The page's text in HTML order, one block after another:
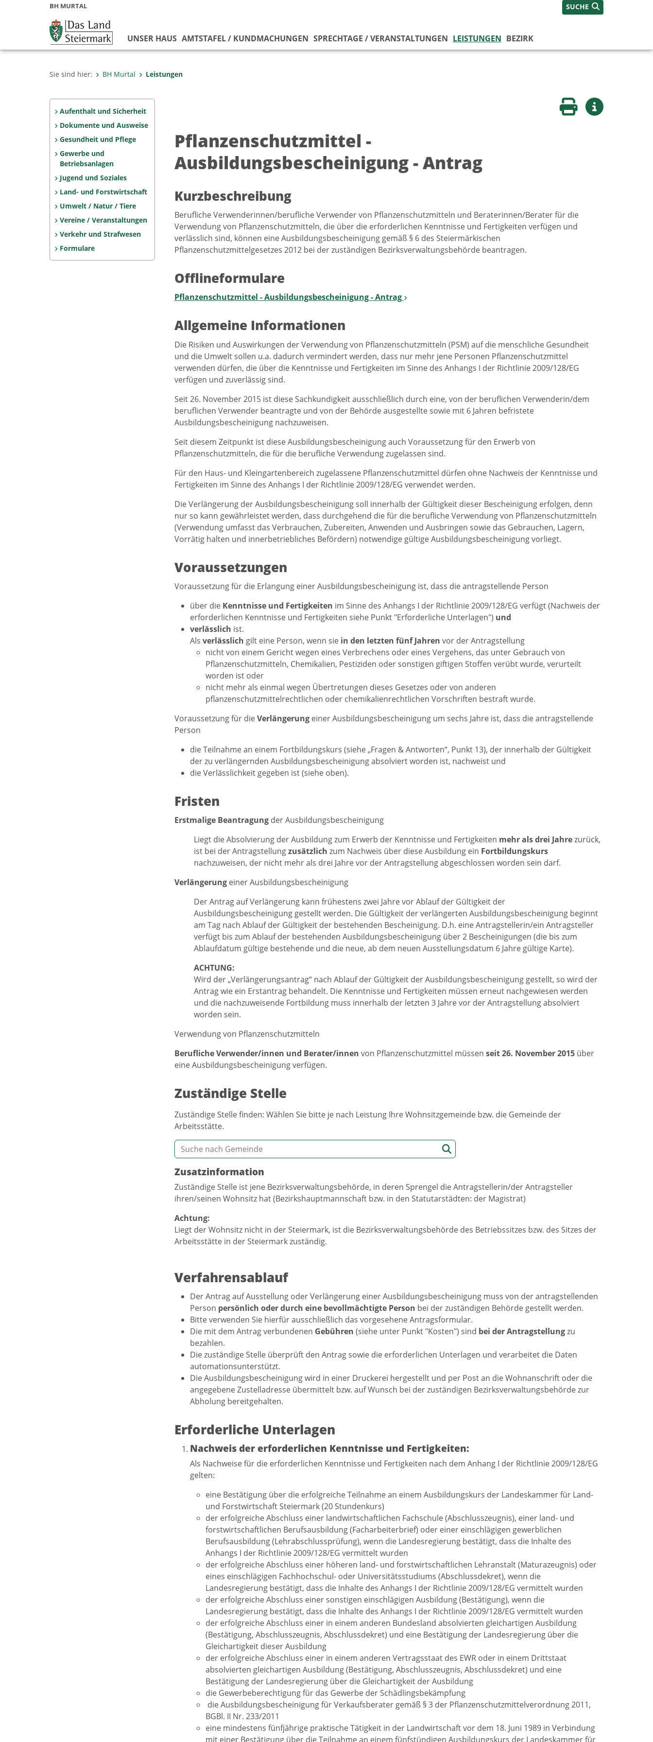
BH MURTAL SUCHE
UNSER HAUS AMTSTAFEL / KUNDMACHUNGEN SPRECHTAGE / VERANSTALTUNGEN LEISTUNGEN BEZIRK
Sie sind hier: BH Murtal Leistungen
Aufenthalt und Sicherheit
Dokumente und Ausweise
Gesundheit und Pflege
Gewerbe und
Betriebsanlagen
Jugend und Soziales
Land- und Forstwirtschaft
Umwelt / Natur / Tiere
Vereine / Veranstaltungen
Verkehr und Strafwesen
Formulare
Seite druckenWeitere Infos
Pflanzenschutzmittel -
Ausbildungsbescheinigung - Antrag
Kurzbeschreibung
Berufliche Verwenderinnen/berufliche Verwender von Pflanzenschutzmitteln und Beraterinnen/Berater für die
Verwendung von Pflanzenschutzmitteln, die über die erforderlichen Kenntnisse und Fertigkeiten verfügen und
verlässlich sind, können eine Ausbildungsbescheinigung gemäß § 6 des Steiermärkischen
Pflanzenschutzmittelgesetzes 2012 bei der zuständigen Bezirksverwaltungsbehörde beantragen.
Offlineformulare
Pflanzenschutzmittel - Ausbildungsbescheinigung - Antrag
Allgemeine Informationen
Die Risiken und Auswirkungen der Verwendung von Pflanzenschutzmitteln (PSM) auf die menschliche Gesundheit
und die Umwelt sollen u.a. dadurch vermindert werden, dass nur mehr jene Personen Pflanzenschutzmittel
verwenden dürfen, die über die Kenntnisse und Fertigkeiten im Sinne des Anhangs I der Richtlinie 2009/128/EG
verfügen und zuverlässig sind.
Seit 26. November 2015 ist diese Sachkundigkeit ausschließlich durch eine, von der beruflichen Verwenderin/dem
beruflichen Verwender beantragte und von der Behörde ausgestellte sowie mit 6 Jahren befristete
Ausbildungsbescheinigung nachzuweisen.
Seit diesem Zeitpunkt ist diese Ausbildungsbescheinigung auch Voraussetzung für den Erwerb von
Pflanzenschutzmitteln, die für die berufliche Verwendung zugelassen sind.
Für den Haus- und Kleingartenbereich zugelassene Pflanzenschutzmittel dürfen ohne Nachweis der Kenntnisse und
Fertigkeiten im Sinne des Anhangs I der Richtlinie 2009/128/EG verwendet werden.
Die Verlängerung der Ausbildungsbescheinigung soll innerhalb der Gültigkeit dieser Bescheinigung erfolgen, denn
nur so kann gewährleistet werden, dass durchgehend die für die berufliche Verwendung von Pflanzenschutzmitteln
(Verwendung umfasst das Verbrauchen, Zubereiten, Anwenden und Ausbringen sowie das Gebrauchen, Lagern,
Vorrätig halten und innerbetriebliches Befördern) notwendige gültige Ausbildungsbescheinigung vorliegt.
Voraussetzungen
Voraussetzung für die Erlangung einer Ausbildungsbescheinigung ist, dass die antragstellende Person
über die Kenntnisse und Fertigkeiten im Sinne des Anhangs I der Richtlinie 2009/128/EG verfügt (Nachweis der
erforderlichen Kenntnisse und Fertigkeiten siehe Punkt "Erforderliche Unterlagen") und
verlässlich ist.
Als verlässlich gilt eine Person, wenn sie in den letzten fünf Jahren vor der Antragstellung
nicht von einem Gericht wegen eines Verbrechens oder eines Vergehens, das unter Gebrauch von
Pflanzenschutzmitteln, Chemikalien, Pestiziden oder sonstigen giftigen Stoffen verübt wurde, verurteilt
worden ist oder
nicht mehr als einmal wegen Übertretungen dieses Gesetzes oder von anderen
pflanzenschutzmittelrechtlichen oder chemikalienrechtlichen Vorschriften bestraft wurde.
Voraussetzung für dieVerlängerung einer Ausbildungsbescheinigung um sechs Jahre ist, dass die antragstellende
Person
die Teilnahme an einem Fortbildungskurs (siehe „Fragen & Antworten“, Punkt 13), der innerhalb der Gültigkeit
der zu verlängernden Ausbildungsbescheinigung absolviert worden ist, nachweist und
die Verlässlichkeit gegeben ist (siehe oben).
Fristen
Erstmalige Beantragungder Ausbildungsbescheinigung
Liegt die Absolvierung der Ausbildung zum Erwerb der Kenntnisse und Fertigkeiten mehr als drei Jahrezurück,
ist bei der Antragstellungzusätzlich zum Nachweis über diese Ausbildung ein Fortbildungskurs
nachzuweisen, der nicht mehr als drei Jahre vor der Antragstellung abgeschlossen worden sein darf.
Verlängerung einer Ausbildungsbescheinigung
Der Antrag auf Verlängerung kann frühestens zwei Jahre vor Ablauf der Gültigkeit der
Ausbildungsbescheinigung gestellt werden. Die Gültigkeit der verlängerten Ausbildungsbescheinigung beginnt
am Tag nach Ablauf der Gültigkeit der bestehenden Bescheinigung. D.h. eine Antragstellerin/ein Antragsteller
verfügt bis zum Ablauf der bestehenden Ausbildungsbescheinigung über 2 Bescheinigungen (die bis zum
Ablaufdatum gültige bestehende und die neue, ab dem neuen Ausstellungsdatum 6 Jahre gültige Karte).
ACHTUNG:
Wird der „Verlängerungsantrag“ nach Ablauf der Gültigkeit der Ausbildungsbescheinigung gestellt, so wird der
Antrag wie ein Erstantrag behandelt. Die Kenntnisse und Fertigkeiten müssen erneut nachgewiesen werden
und die nachzuweisende Fortbildung muss innerhalb der letzten 3 Jahre vor der Antragstellung absolviert
worden sein.
Verwendung von Pflanzenschutzmitteln
Berufliche Verwender/innen und Berater/innen von Pflanzenschutzmittel müssen seit 26. November 2015über
eine Ausbildungsbescheinigung verfügen.
Zuständige Stelle
Zuständige Stelle finden: Wählen Sie bitte je nach Leistung Ihre Wohnsitzgemeinde bzw. die Gemeinde der
Arbeitsstätte.
Zusatzinformation
Zuständige Stelle ist jene Bezirksverwaltungsbehörde, in deren Sprengel die Antragstellerin/der Antragsteller
ihren/seinen Wohnsitz hat (Bezirkshauptmannschaft bzw. in den Statutarstädten: der Magistrat)
Achtung:
Liegt der Wohnsitz nicht in der Steiermark, ist die Bezirksverwaltungsbehörde des Betriebssitzes bzw. des Sitzes der
Arbeitsstätte in der Steiermark zuständig.
Verfahrensablauf
Der Antrag auf Ausstellung oder Verlängerung einer Ausbildungsbescheinigung muss von der antragstellenden
Person persönlich oder durch eine bevollmächtigte Person bei der zuständigen Behörde gestellt werden.
Bitte verwenden Sie hierfür ausschließlich das vorgesehene Antragsformular.
Die mit dem Antrag verbundenen Gebühren (siehe unter Punkt "Kosten") sind bei der Antragstellungzu
bezahlen.
Die zuständige Stelle überprüft den Antrag sowie die erforderlichen Unterlagen und verarbeitet die Daten
automationsunterstützt.
Die Ausbildungsbescheinigung wird in einer Druckerei hergestellt und per Post an die Wohnanschrift oder die
angegebene Zustelladresse übermittelt bzw. auf Wunsch bei der zuständigen Bezirksverwaltungsbehörde zur
Abholung bereitgehalten.
Erforderliche Unterlagen
Nachweis der erforderlichen Kenntnisse und Fertigkeiten:
Als Nachweise für die erforderlichen Kenntnisse und Fertigkeiten nach dem Anhang I der Richtlinie 2009/128/EG
gelten:
eine Bestätigung über die erfolgreiche Teilnahme an einem Ausbildungskurs der Landeskammer für Land-
und Forstwirtschaft Steiermark (20 Stundenkurs)
der erfolgreiche Abschluss einer landwirtschaftlichen Fachschule (Abschlusszeugnis), einer land- und
forstwirtschaftlichen Berufsausbildung (Facharbeiterbrief) oder einer einschlägigen gewerblichen
Berufsausbildung (Lehrabschlussprüfung), wenn die Landesregierung bestätigt, dass die Inhalte des
Anhangs I der Richtlinie 2009/128/EG vermittelt wurden
der erfolgreiche Abschluss einer höheren land- und forstwirtschaftlichen Lehranstalt (Maturazeugnis) oder
eines einschlägigen Fachhochschul- oder Universitätsstudiums (Abschlussdekret), wenn die
Landesregierung bestätigt, dass die Inhalte des Anhangs I der Richtlinie 2009/128/EG vermittelt wurden
der erfolgreiche Abschluss einer sonstigen einschlägigen Ausbildung (Bestätigung), wenn die
Landesregierung bestätigt, dass die Inhalte des Anhangs I der Richtlinie 2009/128/EG vermittelt wurden
der erfolgreiche Abschluss einer in einem anderen Bundesland absolvierten gleichartigen Ausbildung
(Bestätigung, Abschlusszeugnis, Abschlussdekret) und eine Bestätigung der Landesregierung über die
Gleichartigkeit dieser Ausbildung
der erfolgreiche Abschluss einer in einem anderen Vertragsstaat des EWR oder in einem Drittstaat
absolvierten gleichartigen Ausbildung (Bestätigung, Abschlusszeugnis, Abschlussdekret) und eine
Bestätigung der Landesregierung über die Gleichartigkeit der Ausbildung
die Gewerbeberechtigung für das Gewerbe der Schädlingsbekämpfung
die Ausbildungsbescheinigung für Verkaufsberater gemäß § 3 der Pflanzenschutzmittelverordnung 2011,
BGBl. II Nr. 233/2011
eine mindestens fünfjährige praktische Tätigkeit in der Landwirtschaft vor dem 18. Juni 1989 in Verbindung
mit einer Bestätigung über die Teilnahme an einem fünfstündigen Ausbildungskurs der Landeskammer für